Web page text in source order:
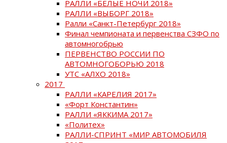
РАЛЛИ «БЕЛЫЕ НОЧИ 2018»
РАЛЛИ «ВЫБОРГ 2018»
Ралли «Санкт-Петербург 2018»
Финал чемпионата и первенства СЗФО по
автомногобрью
ПЕРВЕНСТВО РОССИИ ПО
АВТОМНОГОБОРЬЮ 2018
УТС «АЛХО 2018»
2017
РАЛЛИ «КАРЕЛИЯ 2017»
«Форт Константин»
РАЛЛИ «ЯККИМА 2017»
«Политех»
РАЛЛИ-СПРИНТ «МИР АВТОМОБИЛЯ